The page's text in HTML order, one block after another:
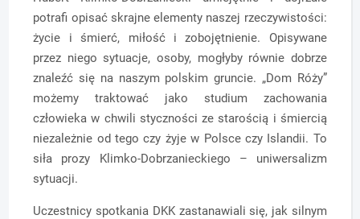
potrafi opisać skrajne elementy naszej rzeczywistości:
życie i śmierć, miłość i zobojętnienie. Opisywane
przez niego sytuacje, osoby, mogłyby równie dobrze
znaleźć się na naszym polskim gruncie. „Dom Róży”
możemy traktować jako studium zachowania
człowieka w chwili styczności ze starością i śmiercią
niezależnie od tego czy żyje w Polsce czy Islandii. To
siła prozy Klimko-Dobrzanieckiego – uniwersalizm
sytuacji.
Uczestnicy spotkania DKK zastanawiali się, jak silnym